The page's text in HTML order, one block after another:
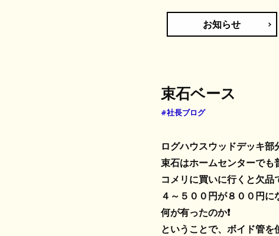
お知らせ
束石ベース
#社長ブログ
ログハウスウッドデッキ部
束石はホームセンターでも
コメリに買いに行くと欠品
４～５００円が８００円に
何が有ったのか❗
ということで、ボイド管を